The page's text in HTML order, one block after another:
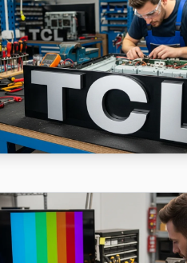
bilinen bir yazılım sorunu.
ekibimiz pazar ve resmi tatilde